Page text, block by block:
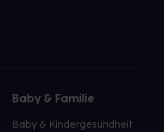
Baby & Familie
Baby & Kindergesundheit